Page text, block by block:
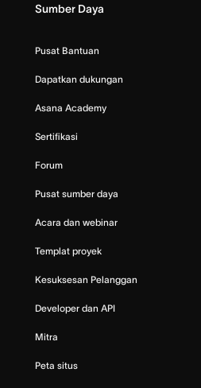
Sumber Daya
Pusat Bantuan
Dapatkan dukungan
Asana Academy
Sertifikasi
Forum
Pusat sumber daya
Acara dan webinar
Templat proyek
Kesuksesan Pelanggan
Developer dan API
Mitra
Peta situs